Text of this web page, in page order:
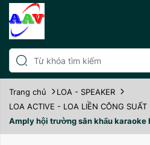
Trang chủ
LOA - SPEAKER
LOA ACTIVE - LOA LIỀN CÔNG SUẤT
Amply hội trường sân khấu karaoke